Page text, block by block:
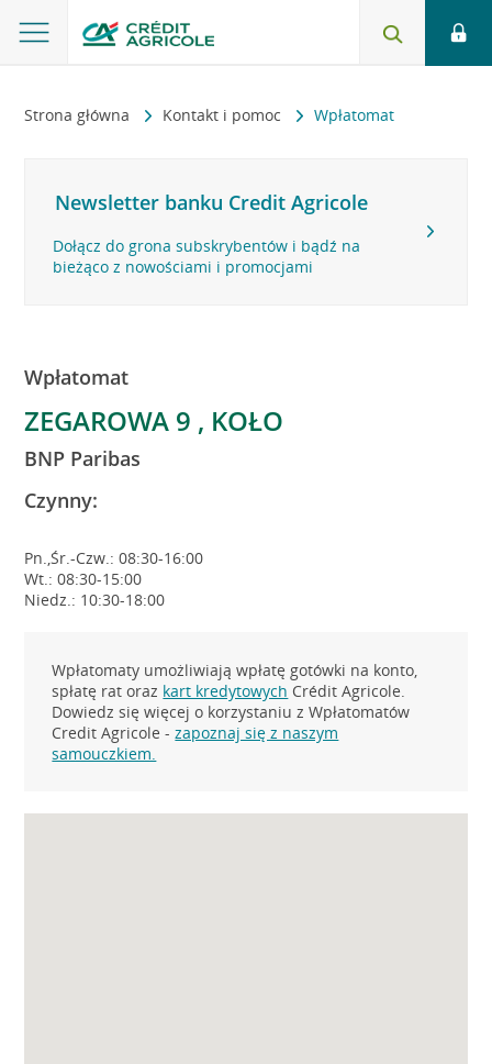
Strona główna Kontakt i pomoc Wpłatomat
Newsletter banku Credit Agricole
Dołącz do grona subskrybentów i bądź na
bieżąco z nowościami i promocjami
Wpłatomat
ZEGAROWA 9 , KOŁO
BNP Paribas
Czynny:
Pn.,Śr.-Czw.: 08:30-16:00
Wt.: 08:30-15:00
Niedz.: 10:30-18:00
Wpłatomaty umożliwiają wpłatę gotówki na konto,
spłatę rat oraz kart kredytowych Crédit Agricole.
Dowiedz się więcej o korzystaniu z Wpłatomatów
Credit Agricole -zapoznaj się z naszym
samouczkiem.